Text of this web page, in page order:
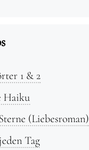
1 & 2
Haiku
(Liebesroman)
Tag